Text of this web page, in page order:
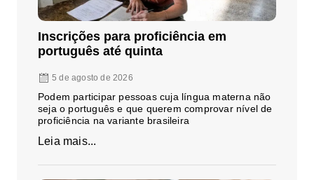
Inscrições para proficiência em
português até quinta
5 de agosto de 2026
Podem participar pessoas cuja língua materna não
seja o português e que querem comprovar nível de
proficiência na variante brasileira
Leia mais...